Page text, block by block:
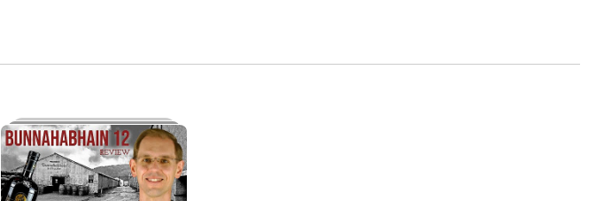
is not selling or linking to a
about.